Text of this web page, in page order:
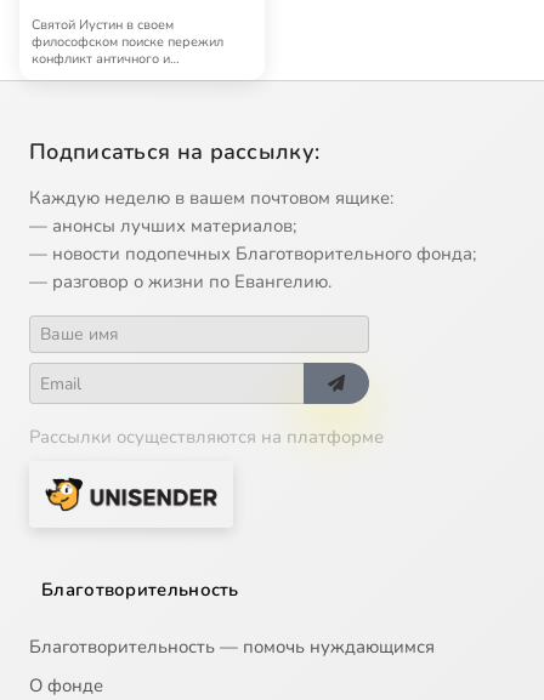
Святой Иустин в своем
философском поиске пережил
конфликт античного и
христианского пониманий филосо…
Подписаться на рассылку:
Каждую неделю в вашем почтовом ящике:
— анонсы лучших материалов;
— новости подопечных Благотворительного фонда;
— разговор о жизни по Евангелию.
Рассылки осуществляются на платформе
Благотворительность
Благотворительность — помочь нуждающимся
О фонде